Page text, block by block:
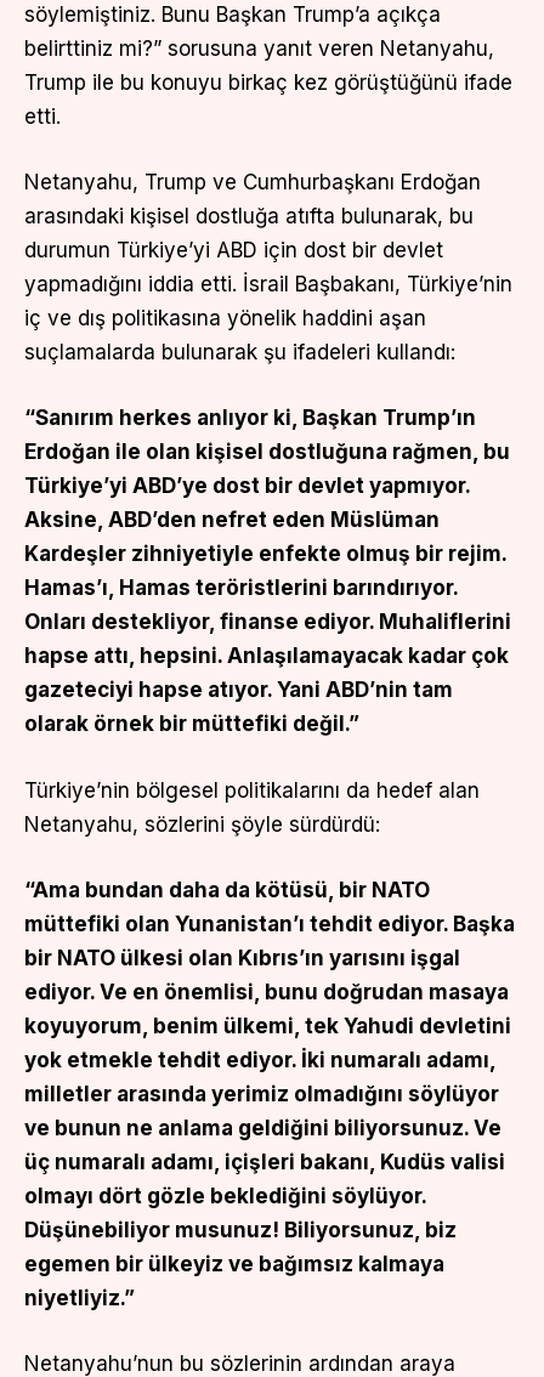
söylemiştiniz. Bunu Başkan Trump’a açıkça
belirttiniz mi?” sorusuna yanıt veren Netanyahu,
Trump ile bu konuyu birkaç kez görüştüğünü ifade
etti.
Netanyahu, Trump ve Cumhurbaşkanı Erdoğan
arasındaki kişisel dostluğa atıfta bulunarak, bu
durumun Türkiye’yi ABD için dost bir devlet
yapmadığını iddia etti. İsrail Başbakanı, Türkiye’nin
iç ve dış politikasına yönelik haddini aşan
suçlamalarda bulunarak şu ifadeleri kullandı:
“Sanırım herkes anlıyor ki, Başkan Trump’ın
Erdoğan ile olan kişisel dostluğuna rağmen, bu
Türkiye’yi ABD’ye dost bir devlet yapmıyor.
Aksine, ABD’den nefret eden Müslüman
Kardeşler zihniyetiyle enfekte olmuş bir rejim.
Hamas’ı, Hamas teröristlerini barındırıyor.
Onları destekliyor, finanse ediyor. Muhaliflerini
hapse attı, hepsini. Anlaşılamayacak kadar çok
gazeteciyi hapse atıyor. Yani ABD’nin tam
olarak örnek bir müttefiki değil.”
Türkiye’nin bölgesel politikalarını da hedef alan
Netanyahu, sözlerini şöyle sürdürdü:
“Ama bundan daha da kötüsü, bir NATO
müttefiki olan Yunanistan’ı tehdit ediyor. Başka
bir NATO ülkesi olan Kıbrıs’ın yarısını işgal
ediyor. Ve en önemlisi, bunu doğrudan masaya
koyuyorum, benim ülkemi, tek Yahudi devletini
yok etmekle tehdit ediyor. İki numaralı adamı,
milletler arasında yerimiz olmadığını söylüyor
ve bunun ne anlama geldiğini biliyorsunuz. Ve
üç numaralı adamı, içişleri bakanı, Kudüs valisi
olmayı dört gözle beklediğini söylüyor.
Düşünebiliyor musunuz! Biliyorsunuz, biz
egemen bir ülkeyiz ve bağımsız kalmaya
niyetliyiz.”
Netanyahu’nun bu sözlerinin ardından araya